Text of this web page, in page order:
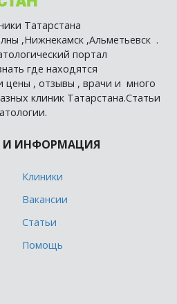
Татарстана
,Нижнекамск ,Альметьевск .
портал
где находятся
цены , отзывы , врачи и много
клиник Татарстана.Статьи
И ИНФОРМАЦИЯ
Клиники
Вакансии
Статьи
Помощь